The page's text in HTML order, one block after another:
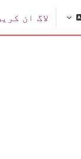
لاگ ان کریں